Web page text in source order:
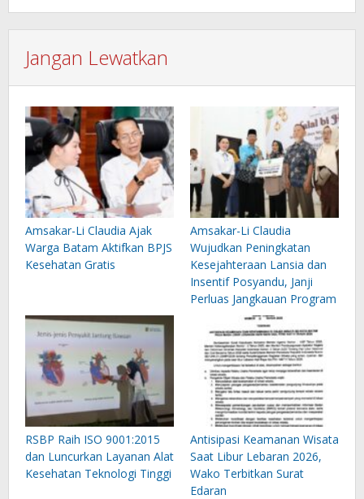
Jangan Lewatkan
Amsakar-Li Claudia Ajak
Warga Batam Aktifkan BPJS
Kesehatan Gratis
Amsakar-Li Claudia
Wujudkan Peningkatan
Kesejahteraan Lansia dan
Insentif Posyandu, Janji
Perluas Jangkauan Program
RSBP Raih ISO 9001:2015
dan Luncurkan Layanan Alat
Kesehatan Teknologi Tinggi
Antisipasi Keamanan Wisata
Saat Libur Lebaran 2026,
Wako Terbitkan Surat
Edaran